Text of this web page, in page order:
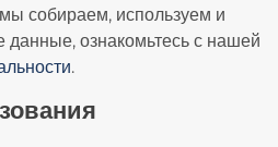
собираем, используем и
ознакомьтесь с нашей
.